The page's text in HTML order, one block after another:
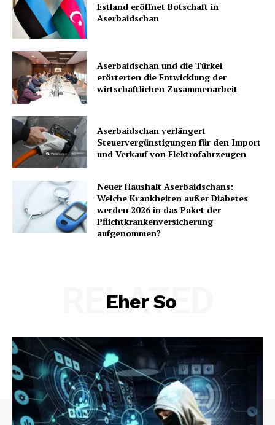
Estland eröffnet Botschaft in
Aserbaidschan
Aserbaidschan und die Türkei
erörterten die Entwicklung der
wirtschaftlichen Zusammenarbeit
Aserbaidschan verlängert
Steuervergünstigungen für den Import
und Verkauf von Elektrofahrzeugen
Neuer Haushalt Aserbaidschans:
Welche Krankheiten außer Diabetes
werden 2026 in das Paket der
Pflichtkrankenversicherung
aufgenommen?
Eher So
RELATED